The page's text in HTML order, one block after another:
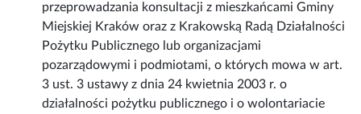
przeprowadzania konsultacji z mieszkańcami Gminy
Miejskiej Kraków oraz z Krakowską Radą Działalności
Pożytku Publicznego lub organizacjami
pozarządowymi i podmiotami, o których mowa w art.
3 ust. 3 ustawy z dnia 24 kwietnia 2003 r. o
działalności pożytku publicznego i o wolontariacie